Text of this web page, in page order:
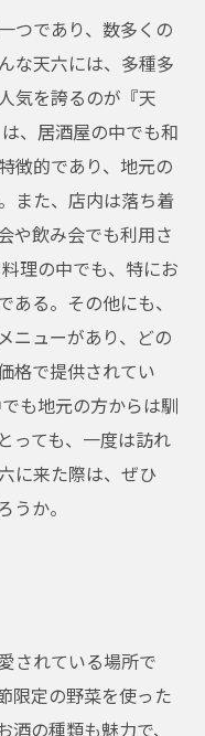
つであり、数多くの
な天六には、多種多
気を誇るのが『天
、居酒屋の中でも和
徴的であり、地元の
また、店内は落ち着
や飲み会でも利用さ
理の中でも、特にお
る。その他にも、
ニューがあり、どの
格で提供されてい
も地元の方からは馴
っても、一度は訪れ
に来た際は、ぜひ
うか。
されている場所で
限定の野菜を使った
の種類も魅力で、